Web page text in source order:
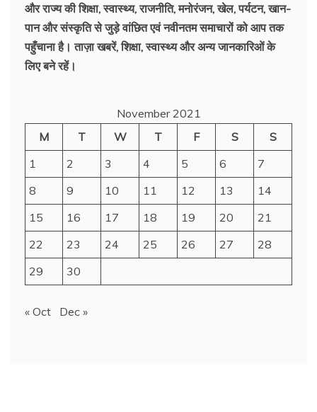
और राज्य की शिक्षा, स्वास्थ्य, राजनीति, मनोरंजन, खेल, पर्यटन, खान-
पान और संस्कृति से जुड़े वांछित एवं नवीनतम समाचारों को आप तक
पहुँचाना है। ताज़ा खबरें, शिक्षा, स्वास्थ्य और अन्य जानकारिओं के
लिए बने रहें।
November 2021
M
T W T F S
S
1
2 3 4 5 6
7
8
9 10 11 12 13
14
15
16 17 18 19 20
21
22
23 24 25 26 27
28
29
30
« Oct Dec »